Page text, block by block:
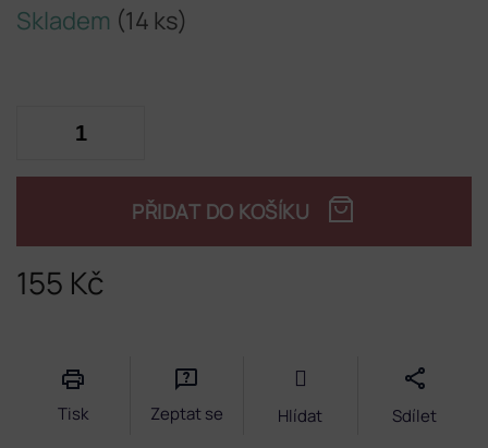
155 Kč
Skladem (14 ks)
PŘIDAT DO KOŠÍKU
Tisk Zeptat se Hlídat Sdílet